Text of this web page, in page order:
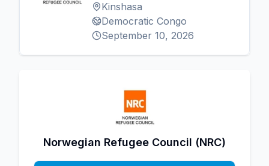
Kinshasa
Democratic Congo
September 10, 2026
Norwegian Refugee Council (NRC)